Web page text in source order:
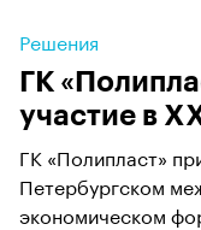
Решения
ГК
участие в
ГК «Полипласт»
Петербургском
экономическом